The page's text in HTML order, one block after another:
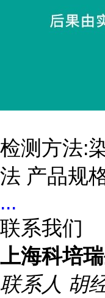
检测方法:
法 产品规
...
联系我们
上海科培
联系人 胡